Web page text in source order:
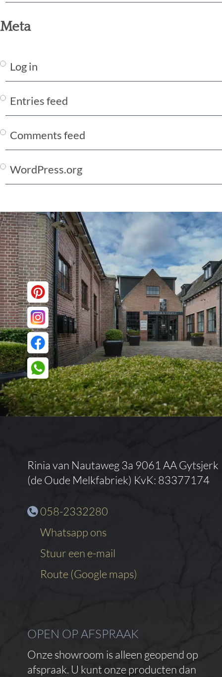
Meta
Log in
Entries feed
Comments feed
WordPress.org
Rinia van Nautaweg 3a 9061 AA Gytsjerk
(de Oude Melkfabriek) KvK: 83377174
058-2332280
Whatsapp ons
Stuur een e-mail
Route (Google maps)
OPEN OP AFSPRAAK
Onze showroom is alleen geopend op
afspraak. U kunt onze producten dan